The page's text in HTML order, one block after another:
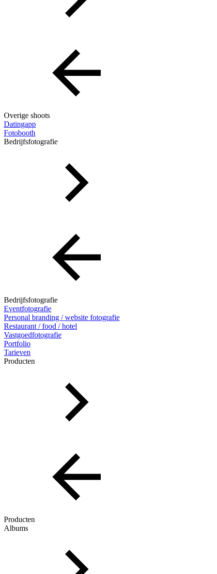
Overige shoots
Datingapp
Fotobooth
Bedrijfsfotografie
Bedrijfsfotografie
Eventfotografie
Personal branding / website fotografie
Restaurant / food / hotel
Vastgoedfotografie
Portfolio
Tarieven
Producten
Producten
Albums